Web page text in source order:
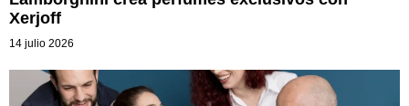
Xerjoff
14 julio 2026